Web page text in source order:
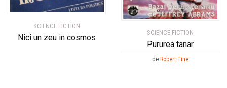
SCIENCE FICTION
Nici un zeu in cosmos
SCIENCE FICTION
Pururea tanar
de Robert Tine